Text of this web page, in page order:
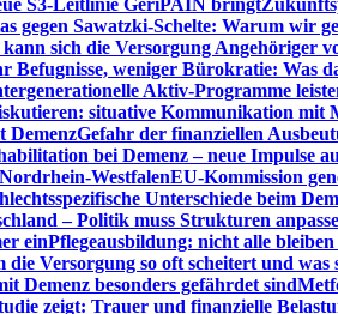
S3-Leitlinie GeriPAIN bringt
gegen Sawatzki-Schelte: Warum wir
sich die Versorgung Angehöriger
Befugnisse, weniger Bürokratie: Was
Aktiv-Programme
situative Kommunikation mit
DemenzGefahr der finanziellen
bei Demenz – neue Impulse
WestfalenEU-Kommission
Unterschiede beim
– Politik muss Strukturen
einPflegeausbildung: nicht alle bleiben
Versorgung so oft scheitert und was
Demenz besonders gefährdet sind
zeigt: Trauer und finanzielle